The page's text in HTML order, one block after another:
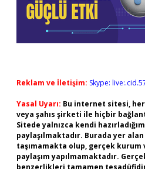
Reklam ve İletişim: Skype:
Yasal Uyarı: Bu internet sitesi,
veya şahıs şirketi ile hiçbir
Sitede yalnızca kendi
paylaşılmaktadır. Burada yer
taşımamakta olup, gerçek kurum
paylaşım yapılmamaktadır.
benzerlikleri tamamen